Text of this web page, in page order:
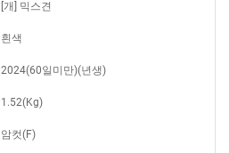
[개] 믹스견
흰색
2024(60일미만)(년생)
1.52(Kg)
암컷(F)